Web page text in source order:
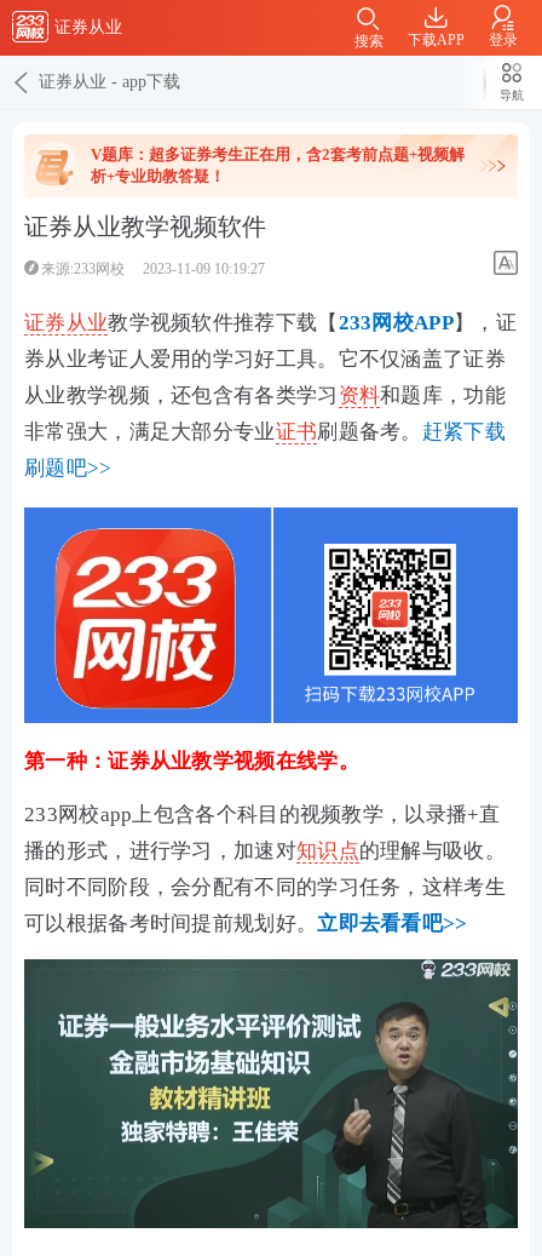
证券从业
下载APP 登录
搜索
证券从业 - app下载
导航
V题库：超多证券考生正在用，含2套考前点题+视频解
析+专业助教答疑！
证券从业教学视频软件
来源:233网校 2023-11-09 10:19:27
证券从业教学视频软件推荐下载【 233网校APP】，证
券从业考证人爱用的学习好工具。 它不仅涵盖了证券
从业教学视频，还包含有各类学习 资料和题库，功能
非常强大，满足大部分专业证书刷题备考。 赶紧下载
刷题吧>>
第一种：证券从业教学视频在线学。
233网校app上包含各个科目的视频教学，以录播+直
播的形式，进行学习，加速对知识点的理解与吸收。
同时不同阶段，会分配有不同的学习任务，这样考生
可以根据备考时间提前规划好。立即去看看吧>>